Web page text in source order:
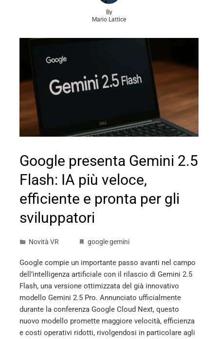
By
Mario Lattice
Google presenta Gemini 2.5
Flash: IA più veloce,
efficiente e pronta per gli
sviluppatori
Novità VR google gemini
Google compie un importante passo avanti nel campo
dell’intelligenza artificiale con il rilascio di Gemini 2.5
Flash, una versione ottimizzata del già innovativo
modello Gemini 2.5 Pro. Annunciato ufficialmente
durante la conferenza Google Cloud Next, questo
nuovo modello promette maggiore velocità, efficienza
e costi operativi ridotti, rivolgendosi in particolare agli